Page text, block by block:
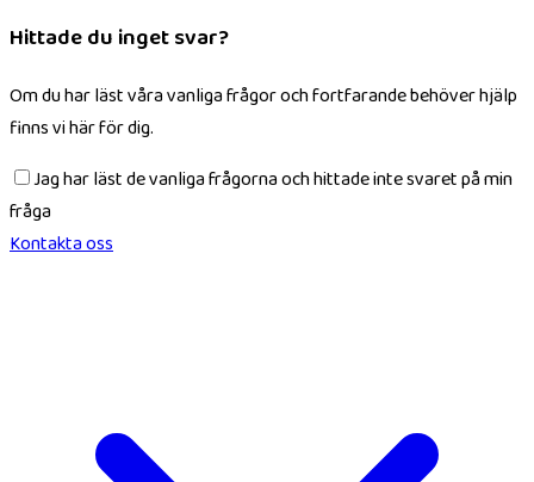
Hittade du inget svar?
Om du har läst våra vanliga frågor och fortfarande behöver hjälp
finns vi här för dig.
Jag har läst de vanliga frågorna och hittade inte svaret på min
fråga
Kontakta oss